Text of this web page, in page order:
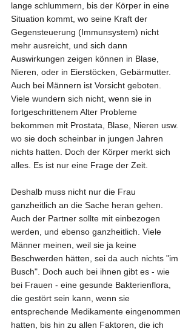
lange schlummern, bis der Körper in eine
Situation kommt, wo seine Kraft der
Gegensteuerung (Immunsystem) nicht
mehr ausreicht, und sich dann
Auswirkungen zeigen können in Blase,
Nieren, oder in Eierstöcken, Gebärmutter.
Auch bei Männern ist Vorsicht geboten.
Viele wundern sich nicht, wenn sie in
fortgeschrittenem Alter Probleme
bekommen mit Prostata, Blase, Nieren usw.
wo sie doch scheinbar in jungen Jahren
nichts hatten. Doch der Körper merkt sich
alles. Es ist nur eine Frage der Zeit.
Deshalb muss nicht nur die Frau
ganzheitlich an die Sache heran gehen.
Auch der Partner sollte mit einbezogen
werden, und ebenso ganzheitlich. Viele
Männer meinen, weil sie ja keine
Beschwerden hätten, sei da auch nichts "im
Busch". Doch auch bei ihnen gibt es - wie
bei Frauen - eine gesunde Bakterienflora,
die gestört sein kann, wenn sie
entsprechende Medikamente eingenommen
hatten, bis hin zu allen Faktoren, die ich